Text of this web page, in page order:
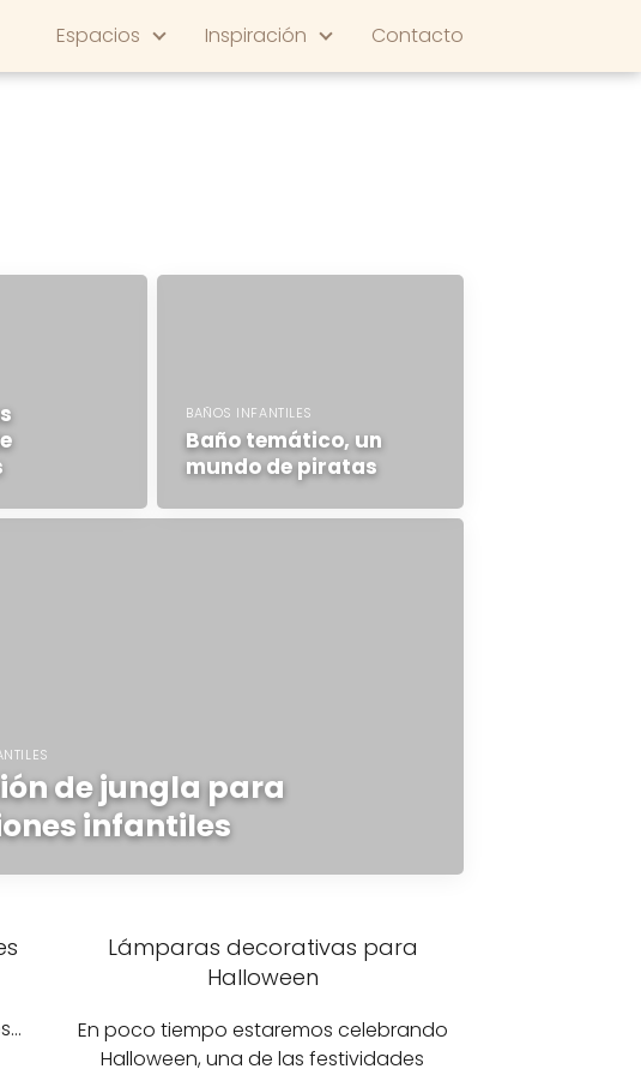
Espacios Inspiración Contacto
BAÑOS INFANTILES
Baño temático, un
mundo de piratas
de jungla para
infantiles
Lámparas decorativas para
Halloween
En poco tiempo estaremos celebrando
Halloween, una de las festividades